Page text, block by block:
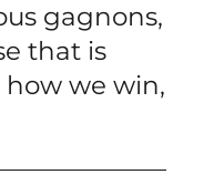
gagnons,
that is
we win,